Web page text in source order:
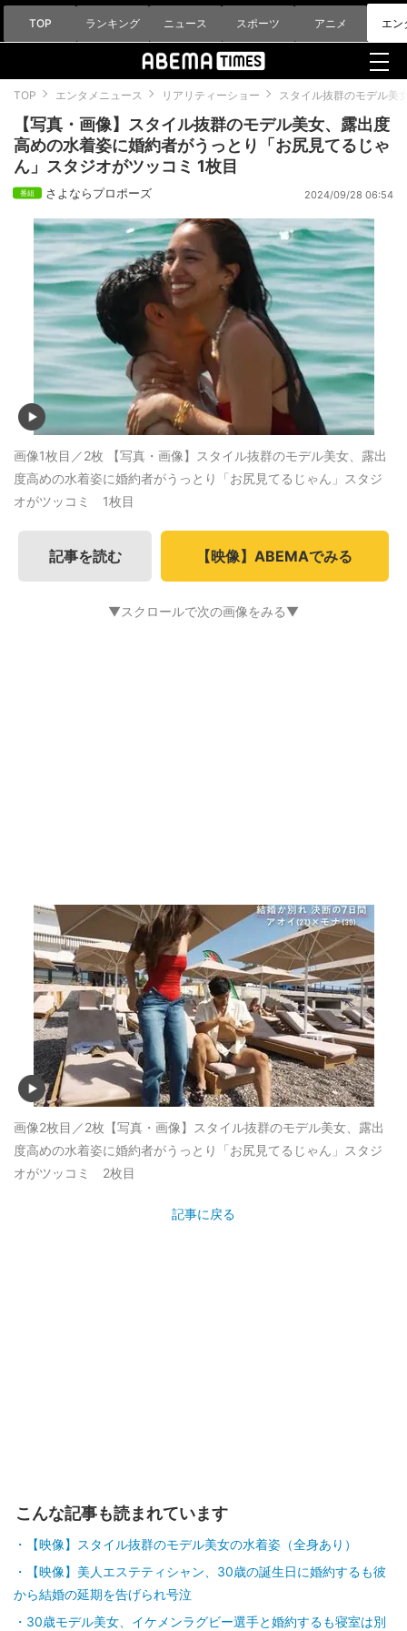
TOP ランキング ニュース スポーツ アニメ エン
TOP エンタメニュース リアリティーショー スタイル抜群のモデル美
【写真・画像】スタイル抜群のモデル美女、露出度
高めの水着姿に婚約者がうっとり「お尻見てるじゃ
ん」スタジオがツッコミ 1枚目
さよならプロポーズ 2024/09/28 06:54
画像1枚目／2枚 【写真・画像】スタイル抜群のモデル美女、露出
度高めの水着姿に婚約者がうっとり「お尻見てるじゃん」スタジ
オがツッコミ 1枚目
記事を読む 【映像】ABEMAでみる
▼スクロールで次の画像をみる▼
画像2枚目／2枚 【写真・画像】スタイル抜群のモデル美女、露出
度高めの水着姿に婚約者がうっとり「お尻見てるじゃん」スタジ
オがツッコミ 2枚目
記事に戻る
こんな記事も読まれています
【映像】スタイル抜群のモデル美女の水着姿（全身あり）
【映像】美人エステティシャン、30歳の誕生日に婚約するも彼
から結婚の延期を告げられ号泣
30歳モデル美女、イケメンラグビー選手と婚約するも寝室は別